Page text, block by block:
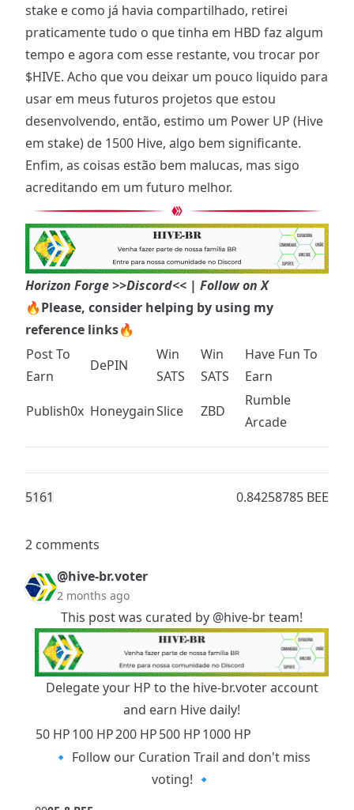
stake e como já havia compartilhado, retirei
praticamente tudo o que tinha em HBD faz algum
tempo e agora com esse restante, vou trocar por
$HIVE. Acho que vou deixar um pouco liquido para
usar em meus futuros projetos que estou
desenvolvendo, então, estimo um Power UP (Hive
em stake) de 1500 Hive, algo bem significante.
Enfim, as coisas estão bem malucas, mas sigo
acreditando em um futuro melhor.
Horizon Forge>>Discord<< | Follow onX
🔥Please, consider helping by using my
reference links🔥
Post To
Earn
DePIN
Win
SATS
Win
SATS
Have Fun To
Earn
Publish0x HoneygainSlice ZBD
Rumble
Arcade
5161 0.84258785 BEE
2 comments
@hive-br.voter
2 months ago
This post was curated by @hive-brteam!
Delegate your HP to the hive-br.voteraccount
and earn Hive daily!
50 HP100 HP200 HP500 HP1000 HP
🔹 Follow our Curation Trail and don't miss
voting! 🔹